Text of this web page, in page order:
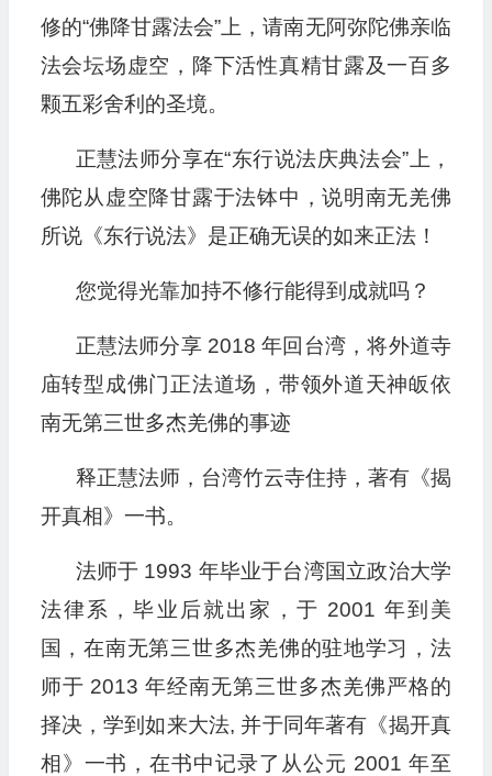
修的“佛降甘露法会”上，请南无阿弥陀佛亲临
法会坛场虚空，降下活性真精甘露及一百多
颗五彩舍利的圣境。
正慧法师分享在“东行说法庆典法会”上，
佛陀从虚空降甘露于法钵中，说明南无羌佛
所说《东行说法》是正确无误的如来正法！
您觉得光靠加持不修行能得到成就吗？
正慧法师分享 2018 年回台湾，将外道寺
庙转型成佛门正法道场，带领外道天神皈依
南无第三世多杰羌佛的事迹
释正慧法师，台湾竹云寺住持，著有《揭
开真相》一书。
法师于 1993 年毕业于台湾国立政治大学
法律系，毕业后就出家，于 2001 年到美
国，在南无第三世多杰羌佛的驻地学习，法
师于 2013 年经南无第三世多杰羌佛严格的
择决，学到如来大法, 并于同年著有《揭开真
相》一书，在书中记录了从公元 2001 年至